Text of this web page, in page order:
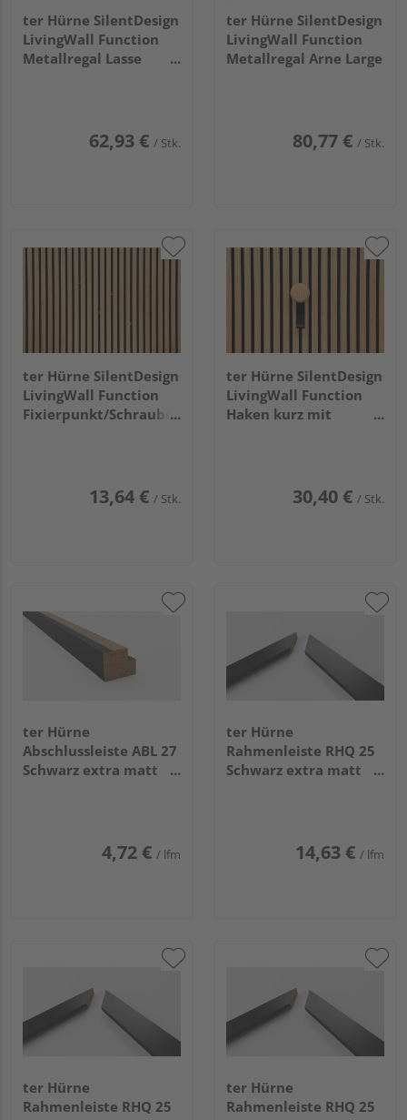
ter Hürne SilentDesign
LivingWall Function
Metallregal Lasse
62,93 € / Stk.
ter Hürne SilentDesign
LivingWall Function
Metallregal Arne Large
80,77 € / Stk.
ter Hürne SilentDesign
LivingWall Function
Fixierpunkt/Schraube
13,64 € / Stk.
ter Hürne SilentDesign
LivingWall Function
Haken kurz mit
30,40 € / Stk.
ter Hürne
Abschlussleiste ABL 27
Schwarz extra matt
4,72 € / lfm
ter Hürne
Rahmenleiste RHQ 25
Schwarz extra matt
14,63 € / lfm
ter Hürne
Rahmenleiste RHQ 25
ter Hürne
Rahmenleiste RHQ 25